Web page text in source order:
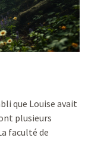
que Louise avait
plusieurs
faculté de